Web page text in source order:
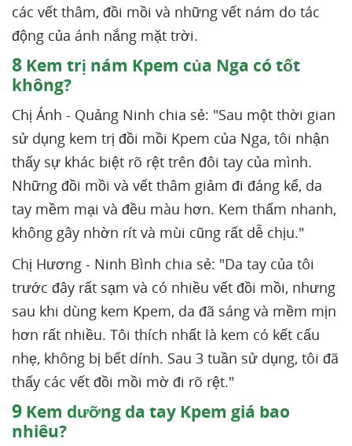
các vết thâm, đồi mồi và những vết nám do tác
động của ánh nắng mặt trời.
8 Kem trị nám Kpem của Nga có tốt
không?
Chị Ánh - Quảng Ninh chia sẻ: "Sau một thời gian
sử dụng kem trị đồi mồi Kpem của Nga, tôi nhận
thấy sự khác biệt rõ rệt trên đôi tay của mình.
Những đồi mồi và vết thâm giảm đi đáng kể, da
tay mềm mại và đều màu hơn. Kem thấm nhanh,
không gây nhờn rít và mùi cũng rất dễ chịu."
Chị Hương - Ninh Bình chia sẻ: "Da tay của tôi
trước đây rất sạm và có nhiều vết đồi mồi, nhưng
sau khi dùng kem Kpem, da đã sáng và mềm mịn
hơn rất nhiều. Tôi thích nhất là kem có kết cấu
nhẹ, không bị bết dính. Sau 3 tuần sử dụng, tôi đã
thấy các vết đồi mồi mờ đi rõ rệt."
9 Kem dưỡng da tay Kpem giá bao
nhiêu?